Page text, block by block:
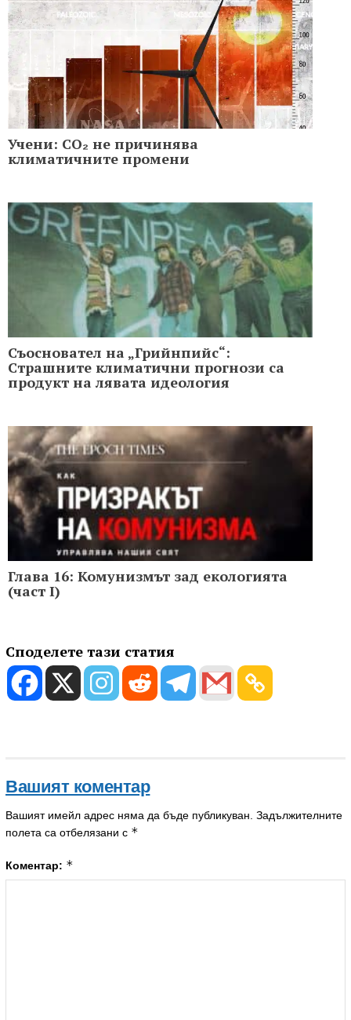
Учени: CO₂ не причинява
климатичните промени
Съосновател на „Грийнпийс“:
Страшните климатични прогнози са
продукт на лявата идеология
Глава 16: Комунизмът зад екологията
(част I)
Споделете тази статия
Вашият коментар
Вашият имейл адрес няма да бъде публикуван. Задължителните
полета са отбелязани с *
Коментар: *